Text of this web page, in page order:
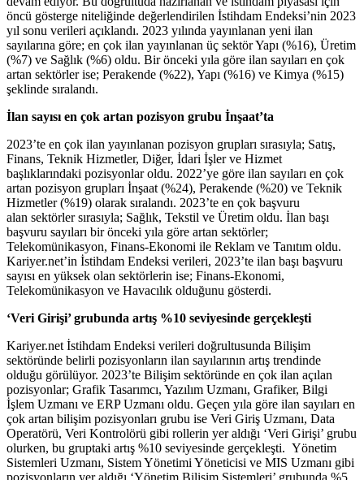
öncü gösterge niteliğinde değerlendirilen İstihdam Endeksi’nin 2023
yıl sonu verileri açıklandı. 2023 yılında yayınlanan yeni ilan
sayılarına göre; en çok ilan yayınlanan üç sektör Yapı (%16), Üretim
(%7) ve Sağlık (%6) oldu. Bir önceki yıla göre ilan sayıları en çok
artan sektörler ise; Perakende (%22), Yapı (%16) ve Kimya (%15)
şeklinde sıralandı.
İlan sayısı en çok artan pozisyon grubu İnşaat’ta
2023’te en çok ilan yayınlanan pozisyon grupları sırasıyla; Satış,
Finans, Teknik Hizmetler, Diğer, İdari İşler ve Hizmet
başlıklarındaki pozisyonlar oldu. 2022’ye göre ilan sayıları en çok
artan pozisyon grupları İnşaat (%24), Perakende (%20) ve Teknik
Hizmetler (%19) olarak sıralandı. 2023’te en çok başvuru
alan sektörler sırasıyla; Sağlık, Tekstil ve Üretim oldu. İlan başı
başvuru sayıları bir önceki yıla göre artan sektörler;
Telekomünikasyon, Finans-Ekonomi ile Reklam ve Tanıtım oldu.
Kariyer.net’in İstihdam Endeksi verileri, 2023’te ilan başı başvuru
sayısı en yüksek olan sektörlerin ise; Finans-Ekonomi,
Telekomünikasyon ve Havacılık olduğunu gösterdi.
‘Veri Girişi’ grubunda artış %10 seviyesinde gerçekleşti
Kariyer.net İstihdam Endeksi verileri doğrultusunda Bilişim
sektöründe belirli pozisyonların ilan sayılarının artış trendinde
olduğu görülüyor. 2023’te Bilişim sektöründe en çok ilan açılan
pozisyonlar; Grafik Tasarımcı, Yazılım Uzmanı, Grafiker, Bilgi
İşlem Uzmanı ve ERP Uzmanı oldu. Geçen yıla göre ilan sayıları en
çok artan bilişim pozisyonları grubu ise Veri Giriş Uzmanı, Data
Operatörü, Veri Kontrolörü gibi rollerin yer aldığı ‘Veri Girişi’ grubu
olurken, bu gruptaki artış %10 seviyesinde gerçekleşti. Yönetim
Sistemleri Uzmanı, Sistem Yönetimi Yöneticisi ve MIS Uzmanı gibi
pozisyonların yer aldığı ‘Yönetim Bilişim Sistemleri’ grubunda %5